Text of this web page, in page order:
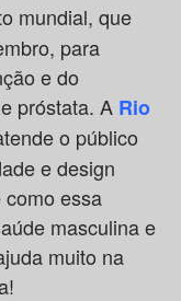
mundial, que
para
e do
próstata. A Rio
o público
e design
essa
masculina e
muito na